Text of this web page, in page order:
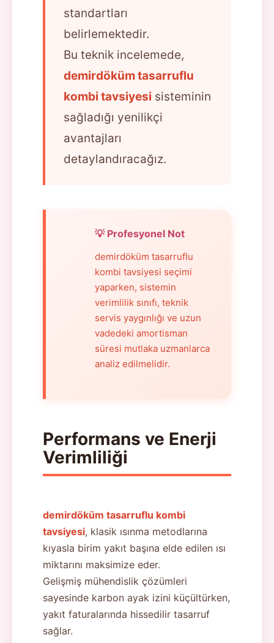
standartları
belirlemektedir.
Bu teknik incelemede,
demirdöküm tasarruflu
kombi tavsiyesi sisteminin
sağladığı yenilikçi
avantajları
detaylandıracağız.
💡 Profesyonel Not
demirdöküm tasarruflu
kombi tavsiyesi seçimi
yaparken, sistemin
verimlilik sınıfı, teknik
servis yaygınlığı ve uzun
vadedeki amortisman
süresi mutlaka uzmanlarca
analiz edilmelidir.
Performans ve Enerji
Verimliliği
demirdöküm tasarruflu kombi
tavsiyesi, klasik ısınma metodlarına
kıyasla birim yakıt başına elde edilen ısı
miktarını maksimize eder.
Gelişmiş mühendislik çözümleri
sayesinde karbon ayak izini küçültürken,
yakıt faturalarında hissedilir tasarruf
sağlar.